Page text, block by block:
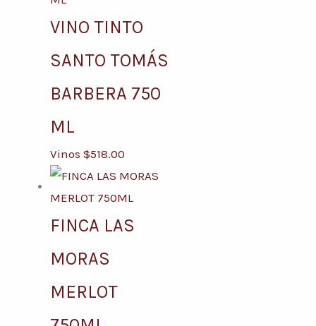
VINO TINTO
SANTO TOMÁS
BARBERA 750
ML
Vinos $518.00
FINCA LAS
MORAS
MERLOT